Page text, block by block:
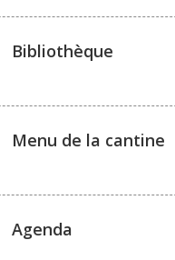
Bibliothèque
Menu de la cantine
Agenda